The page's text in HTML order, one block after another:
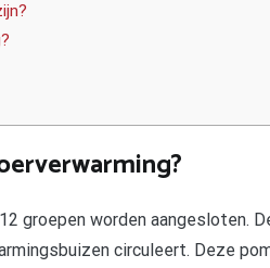
groepen worden aangesloten.
circuleert. Deze